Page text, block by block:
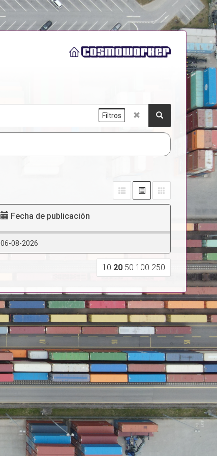
Filtros
Fecha de publicación
06-08-2026
10 20 50 100 250